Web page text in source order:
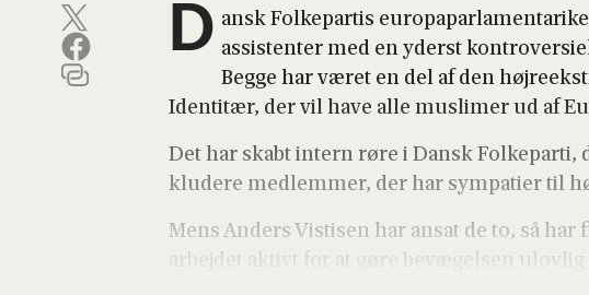
D ansk Fol­ke­par­tis
assi­sten­ter med en yderst
Beg­ge har været en del af den
Iden­ti­tær, der vil have alle mus­li­mer ud af
Det har skabt intern røre i Dansk
klu­de­re med­lem­mer, der har sym­pa­ti­er til
Mens Anders Visti­sen har ansat de to, så